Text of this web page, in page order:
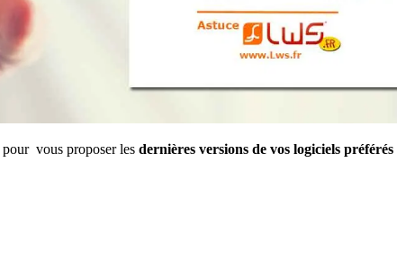
pour vous proposer les dernières versions de vos logiciels préférés